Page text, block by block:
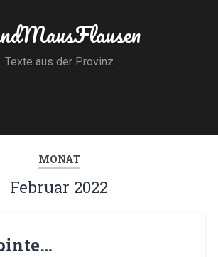
Texte aus der Provinz
MONAT
Februar 2022